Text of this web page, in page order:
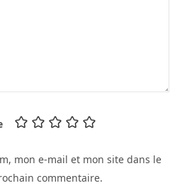
mon e-mail et mon site dans le
commentaire.